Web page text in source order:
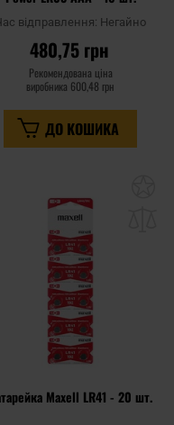
відправлення: Негайно
480,75 грн
Рекомендована ціна
виробника 600,48 грн
ДО КОШИКА
Maxell LR41 - 20 шт.